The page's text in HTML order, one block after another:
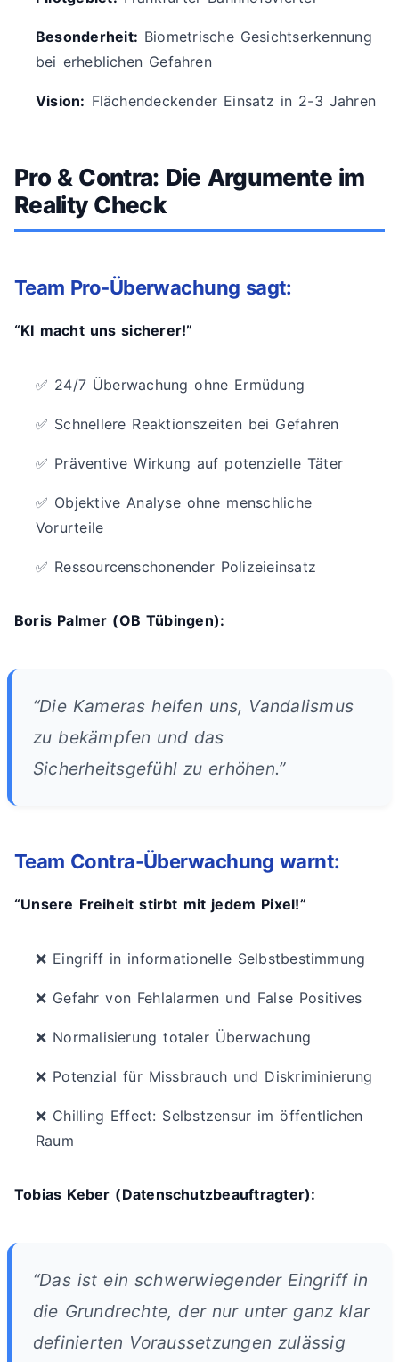
Besonderheit: Biometrische Gesichtserkennung
bei erheblichen Gefahren
Vision: Flächendeckender Einsatz in 2-3 Jahren
Pro & Contra: Die Argumente im
Reality Check
Team Pro-Überwachung sagt:
“KI macht uns sicherer!”
✅ 24/7 Überwachung ohne Ermüdung
✅ Schnellere Reaktionszeiten bei Gefahren
✅ Präventive Wirkung auf potenzielle Täter
✅ Objektive Analyse ohne menschliche
Vorurteile
✅ Ressourcenschonender Polizeieinsatz
Boris Palmer (OB Tübingen):
“Die Kameras helfen uns, Vandalismus
zu bekämpfen und das
Sicherheitsgefühl zu erhöhen.”
Team Contra-Überwachung warnt:
“Unsere Freiheit stirbt mit jedem Pixel!”
❌ Eingriff in informationelle Selbstbestimmung
❌ Gefahr von Fehlalarmen und False Positives
❌ Normalisierung totaler Überwachung
❌ Potenzial für Missbrauch und Diskriminierung
❌ Chilling Effect: Selbstzensur im öffentlichen
Raum
Tobias Keber (Datenschutzbeauftragter):
“Das ist ein schwerwiegender Eingriff in
die Grundrechte, der nur unter ganz klar
definierten Voraussetzungen zulässig